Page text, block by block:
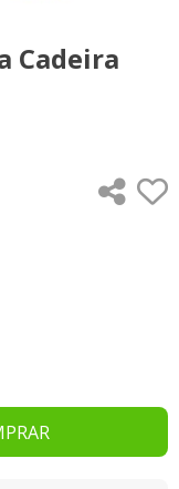
Cadeira